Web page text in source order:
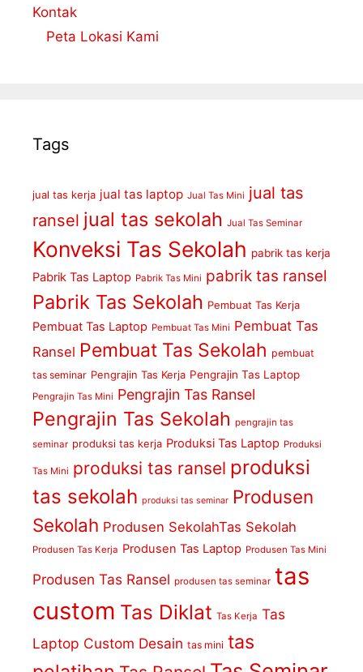
Kontak
Peta Lokasi Kami
Tags
jual tas kerja jual tas laptop Jual Tas Mini jual tas
ransel jual tas sekolah Jual Tas Seminar
Konveksi Tas Sekolah pabrik tas kerja
Pabrik Tas Laptop Pabrik Tas Mini pabrik tas ransel
Pabrik Tas Sekolah Pembuat Tas Kerja
Pembuat Tas Laptop Pembuat Tas Mini Pembuat Tas
Ransel Pembuat Tas Sekolah pembuat
tas seminar Pengrajin Tas Kerja Pengrajin Tas Laptop
Pengrajin Tas Mini Pengrajin Tas Ransel
Pengrajin Tas Sekolah pengrajin tas
seminar produksi tas kerja Produksi Tas Laptop Produksi
Tas Mini produksi tas ransel produksi
tas sekolah produksi tas seminar Produsen
Sekolah Produsen SekolahTas Sekolah
Produsen Tas Kerja Produsen Tas Laptop Produsen Tas Mini
Produsen Tas Ransel produsen tas seminar tas
custom Tas Diklat Tas Kerja Tas
Laptop Custom Desain tas mini tas